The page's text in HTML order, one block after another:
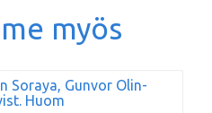
myös
Soraya, Gunvor Olin-
Huom